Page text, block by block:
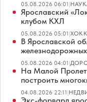
05.08.2026 06:01|
Ярославский
клубом КХЛ
05.08.2026 05:01|
В Ярославской
05.08.2026 04:01|
На Малой
построить
04.08.2026 22:11|